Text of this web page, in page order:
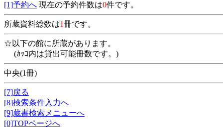
[1]予約へ 現在の予約件数は0件です。
所蔵資料総数は1冊です。
☆以下の館に所蔵があります。
(ｶｯｺ内は貸出可能冊数です。)
中央(1冊)
[7]戻る
[8]検索条件入力へ
[9]蔵書検索メニューへ
[0]TOPページへ